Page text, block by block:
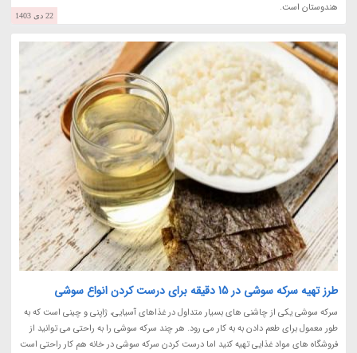
هندوستان است.
22 دی 1403
طرز تهیه سرکه سوشی در 15 دقیقه برای درست کردن انواع سوشی
سرکه سوشی یکی از چاشنی های بسیار متداول در غذاهای آسیایی، ژاپنی و چینی است که به
طور معمول برای طعم دادن به به کار می رود. هر چند سرکه سوشی را به راحتی می توانید از
فروشگاه های مواد غذایی تهیه کنید اما درست کردن سرکه سوشی در خانه هم کار راحتی است